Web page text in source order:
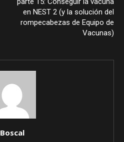
en NEST 2 (y la solución del
rompecabezas de Equipo de
Vacunas)
Boscal